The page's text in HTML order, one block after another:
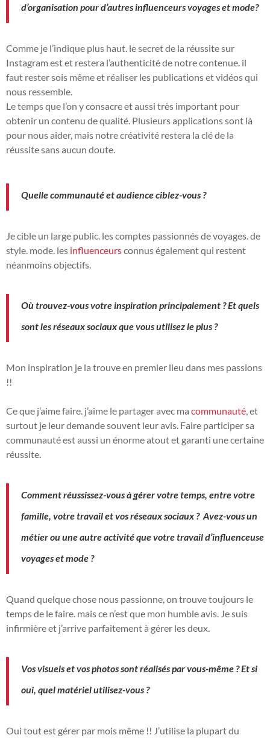
d’organisation pour d’autres influenceurs voyages et mode?
Comme je l’indique plus haut. le secret de la réussite sur
Instagram est et restera l’authenticité de notre contenue. il
faut rester sois même et réaliser les publications et vidéos qui
nous ressemble.
Le temps que l’on y consacre et aussi très important pour
obtenir un contenu de qualité. Plusieurs applications sont là
pour nous aider, mais notre créativité restera la clé de la
réussite sans aucun doute.
Quelle communauté et audience ciblez-vous ?
Je cible un large public. les comptes passionnés de voyages. de
style. mode. les influenceursconnus également qui restent
néanmoins objectifs.
Où trouvez-vous votre inspiration principalement ? Et quels
sont les réseaux sociaux que vous utilisez le plus ?
Mon inspiration je la trouve en premier lieu dans mes passions
!!
Ce que j’aime faire. j’aime le partager avec ma communauté , et
surtout je leur demande souvent leur avis. Faire participer sa
communauté est aussi un énorme atout et garanti une certaine
réussite.
Comment réussissez-vous à gérer votre temps, entre votre
famille, votre travail et vos réseaux sociaux ? Avez-vous un
métier ou une autre activité que votre travail d’influenceuse
voyages et mode ?
Quand quelque chose nous passionne, on trouve toujours le
temps de le faire. mais ce n’est que mon humble avis. Je suis
infirmière et j’arrive parfaitement à gérer les deux.
Vos visuels et vos photos sont réalisés par vous-même ? Et si
oui, quel matériel utilisez-vous ?
Oui tout est gérer par mois même !! J’utilise la plupart du